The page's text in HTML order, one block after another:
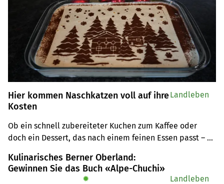
Hier kommen Naschkatzen voll auf ihre
Kosten
Ob ein schnell zubereiteter Kuchen zum Kaffee oder
doch ein Dessert, das nach einem feinen Essen passt –
stellt ihre drei liebsten Süssspeisenrezepte vor.
Landleben
Kulinarisches Berner Oberland:
Gewinnen Sie das Buch «Alpe-Chuchi»
✹ Landleben